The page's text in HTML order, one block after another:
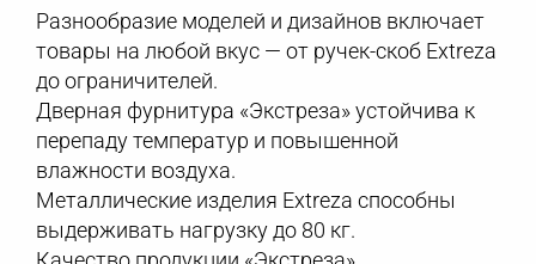
Разнообразие моделей и дизайнов включает
товары на любой вкус — от ручек-скоб Extreza
до ограничителей.
Дверная фурнитура «Экстреза» устойчива к
перепаду температур и повышенной
влажности воздуха.
Металлические изделия Extreza способны
выдерживать нагрузку до 80 кг.